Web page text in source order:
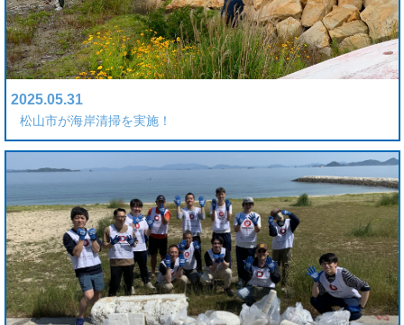
2025.05.31
松山市が海岸清掃を実施！